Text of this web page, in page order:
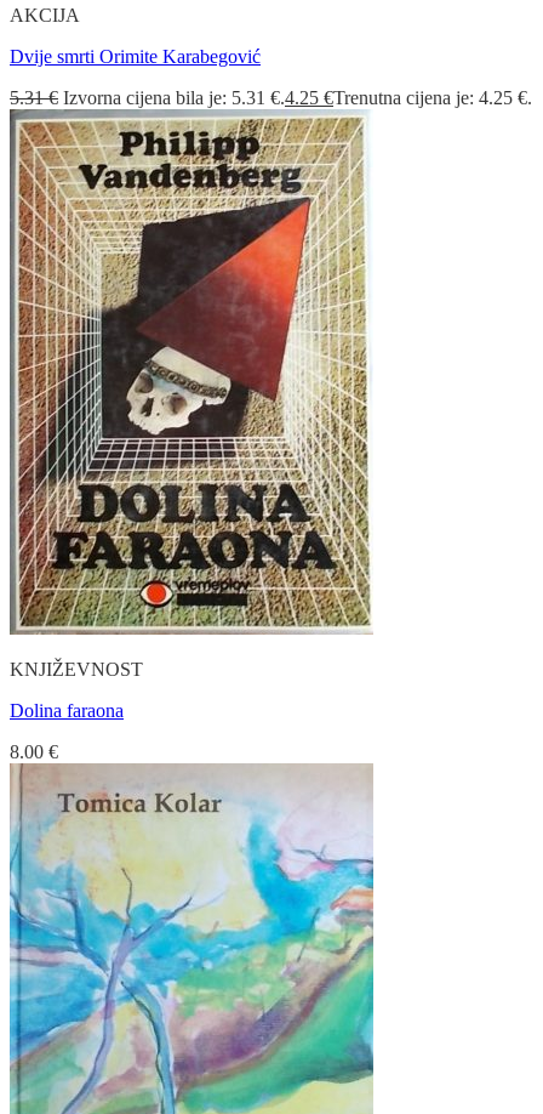
AKCIJA
Dvije smrti Orimite Karabegović
5.31€ Izvorna cijena bila je: 5.31 €.4.25 €Trenutna cijena je: 4.25 €.
KNJIŽEVNOST
Dolina faraona
8.00 €